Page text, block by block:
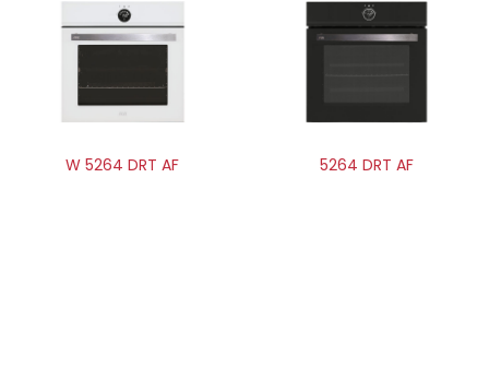
W 5264 DRT AF 5264 DRT AF